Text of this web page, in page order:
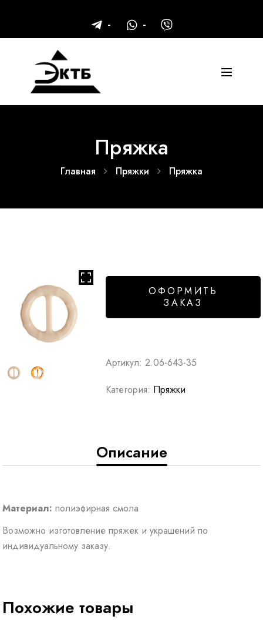
Пряжка
Главная Пряжки Пряжка
ОФОРМИТЬ
ЗАКАЗ
Артикул:2.06-643-35
Категория: Пряжки
Описание
Материал: полиэфирная смола
Возможно изготовление пряжек и украшений по
индивидуальному заказу.
Похожие товары